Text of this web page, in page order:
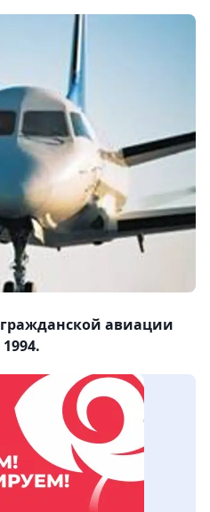
авиации